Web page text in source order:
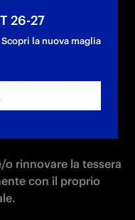
(Milano, Via
e domenica dalle
rinnovare la tessera
con il proprio
26-27
la nuova maglia